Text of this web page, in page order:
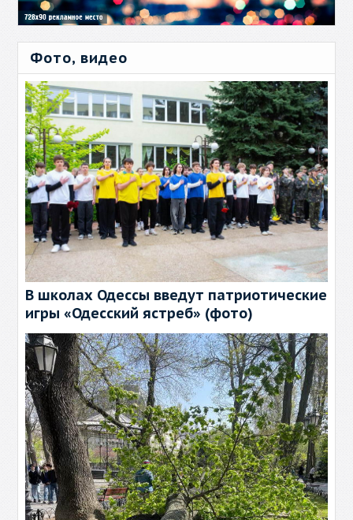
Фото, видео
В школах Одессы введут патриотические
игры «Одесский ястреб» (фото)